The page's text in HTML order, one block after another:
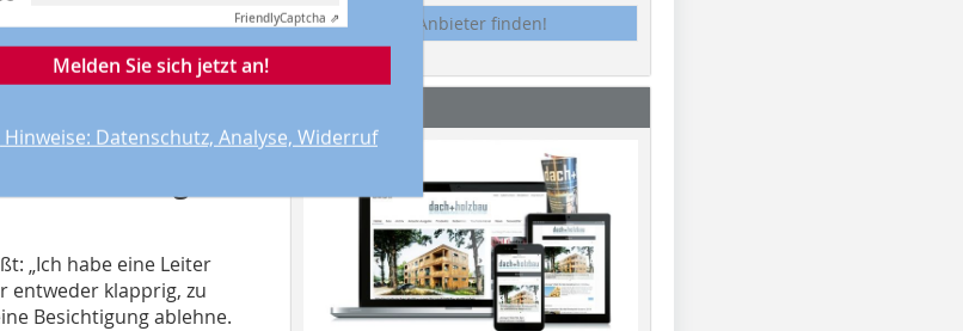
Die Besichtigungen
nicht direkt an die
und das Gestell kurz
Arbeitsbühne aus, die
die ich anmiete.
häufig mit
„Ich habe eine Leiter
entweder klapprig, zu
Besichtigung ablehne.
FriendlyCaptcha ⇗
Melden Sie sich jetzt an!
Hinweise: Datenschutz, Analyse, Widerruf
Anbieter finden!